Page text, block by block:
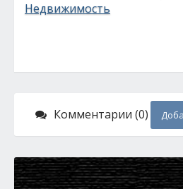
Недвижимость
Комментарии (0)